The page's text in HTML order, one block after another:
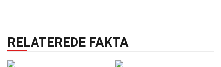
RELATEREDE FAKTA